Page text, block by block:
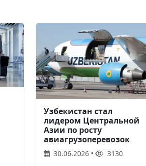
Узбекистан стал
лидером Центральной
Азии по росту
авиагрузоперевозок
30.06.2026 • 3130